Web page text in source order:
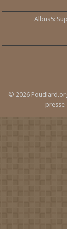
Albus5:
© 2026
presse